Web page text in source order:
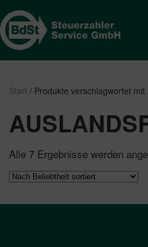
Start / Produkte verschlagwortet mit
Alle 7 Ergebnisse werden